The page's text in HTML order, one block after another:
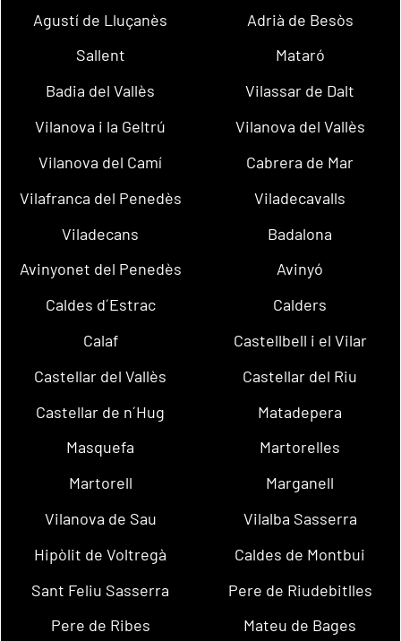
Agustí de Lluçanès
Adrià de Besòs
Sallent
Mataró
Badia del Vallès
Vilassar de Dalt
Vilanova i la Geltrú
Vilanova del Vallès
Vilanova del Camí
Cabrera de Mar
Vilafranca del Penedès
Viladecavalls
Viladecans
Badalona
Avinyonet del Penedès
Avinyó
Caldes d´Estrac
Calders
Calaf
Castellbell i el Vilar
Castellar del Vallès
Castellar del Riu
Castellar de n´Hug
Matadepera
Masquefa
Martorelles
Martorell
Marganell
Vilanova de Sau
Vilalba Sasserra
Hipòlit de Voltregà
Caldes de Montbui
Sant Feliu Sasserra
Pere de Riudebitlles
Pere de Ribes
Mateu de Bages